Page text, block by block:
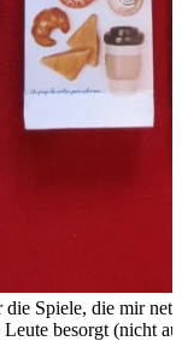
Spiele, die mir
besorgt (nicht